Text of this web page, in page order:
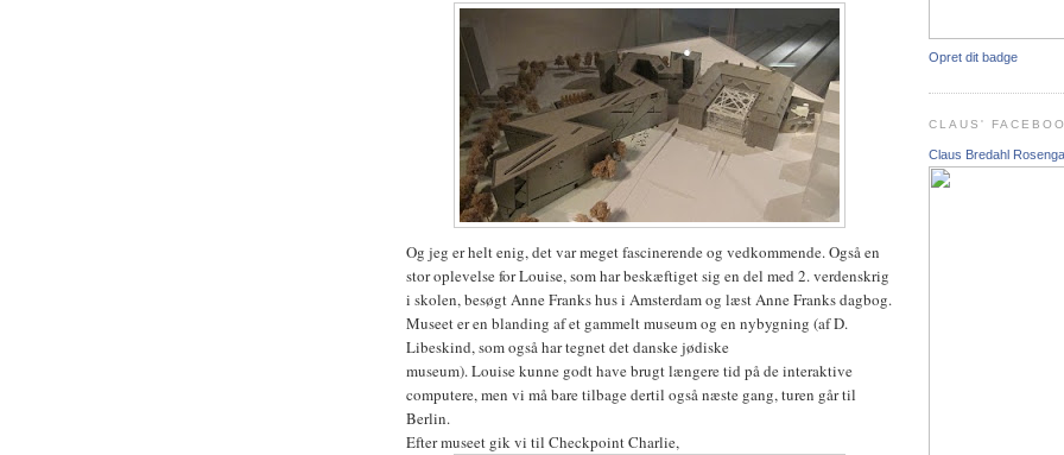
Og jeg er helt enig, det var meget fascinerende og vedkommende. Også en
stor oplevelse for Louise, som har beskæftiget sig en del med 2. verdenskrig
i skolen, besøgt Anne Franks hus i Amsterdam og læst Anne Franks dagbog.
Museet er en blanding af et gammelt museum og en nybygning (af D.
Libeskind, som også har tegnet det danske jødiske
museum). Louise kunne godt have brugt længere tid på de interaktive
computere, men vi må bare tilbage dertil også næste gang, turen går til
Berlin.
Efter museet gik vi til Checkpoint Charlie,
Opret dit badge
CLAUS'
Claus Bredahl